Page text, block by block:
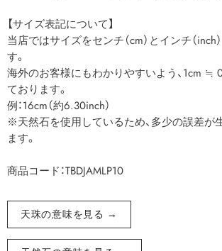
【サイズ表記について】
当店ではサイズをセンチ（cm）とインチ（inch
す。
海外のお客様にもわかりやすいよう、1cm ≒
ております。
例：16cm（約6.30inch）
※天然石を使用しているため、多少の誤差が
ます。
商品コード：TBDJAMLP10
天珠の意味を見る →